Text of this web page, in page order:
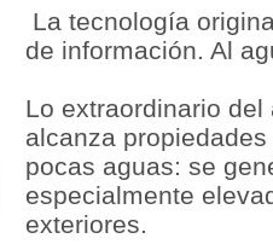
La tecnología
de información. Al
Lo extraordinario
alcanza
pocas aguas: se
especialmente
exteriores.